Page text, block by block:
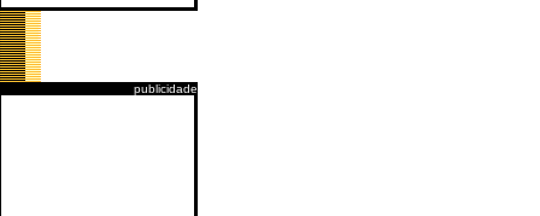
publicidade